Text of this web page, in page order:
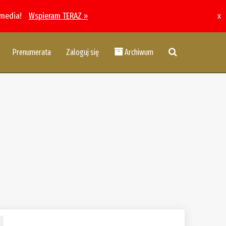
Wspieram TERAZ » x
Prenumerata Zaloguj się Archiwum